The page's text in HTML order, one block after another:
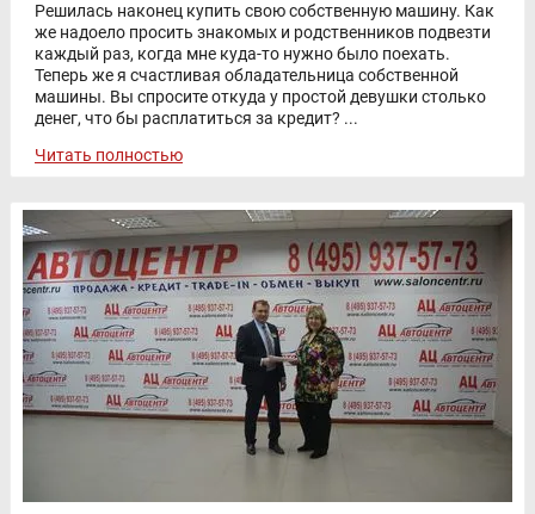
Решилась наконец купить свою собственную машину. Как
же надоело просить знакомых и родственников подвезти
каждый раз, когда мне куда-то нужно было поехать.
Теперь же я счастливая обладательница собственной
машины. Вы спросите откуда у простой девушки столько
денег, что бы расплатиться за кредит? ...
Читать полностью